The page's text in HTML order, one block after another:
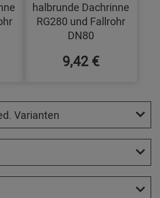
halbrunde Dachrinne
RG280 und Fallrohr
DN80
9,42 €
Varianten